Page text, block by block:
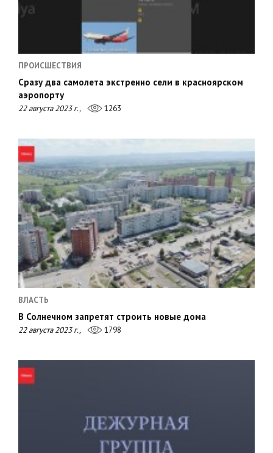
ПРОИСШЕСТВИЯ
Сразу два самолета экстренно сели в красноярском
аэропорту
22 августа 2023 г., 1263
ВЛАСТЬ
В Солнечном запретят строить новые дома
22 августа 2023 г., 1798